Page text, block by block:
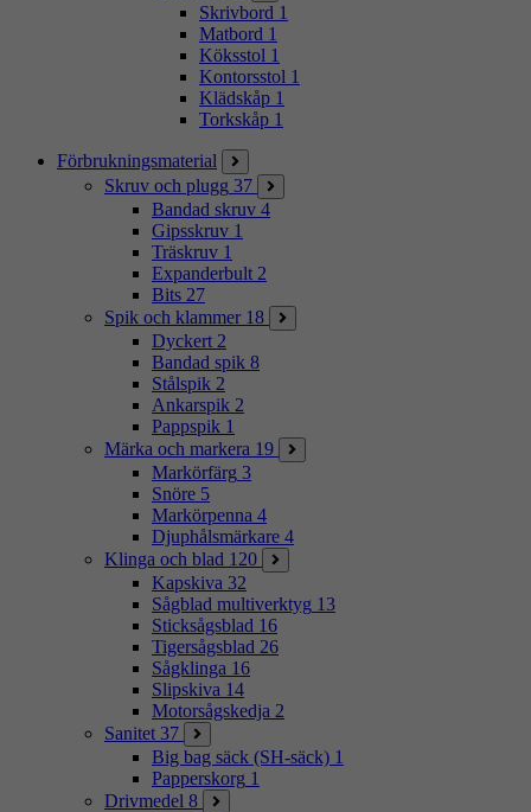
Skrivbord 1
Matbord 1
Köksstol 1
Kontorsstol 1
Klädskåp 1
Torkskåp 1
Förbrukningsmaterial
Skruv och plugg 37
Bandad skruv 4
Gipsskruv 1
Träskruv 1
Expanderbult 2
Bits 27
Spik och klammer 18
Dyckert 2
Bandad spik 8
Stålspik 2
Ankarspik 2
Pappspik 1
Märka och markera 19
Markörfärg 3
Snöre 5
Markörpenna 4
Djuphålsmärkare 4
Klinga och blad 120
Kapskiva 32
Sågblad multiverktyg 13
Sticksågsblad 16
Tigersågsblad 26
Sågklinga 16
Slipskiva 14
Motorsågskedja 2
Sanitet 37
Big bag säck (SH-säck) 1
Papperskorg 1
Drivmedel 8